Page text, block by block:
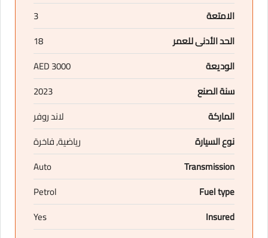
الامتعة
3
الحد الأدنى للعمر
18
الوديعة
3000 AED
سنة الصنع
2023
الماركة
لاند روفر
نوع السيارة
رياضية, فاخرة
Transmission
Auto
Fuel type
Petrol
Insured
Yes